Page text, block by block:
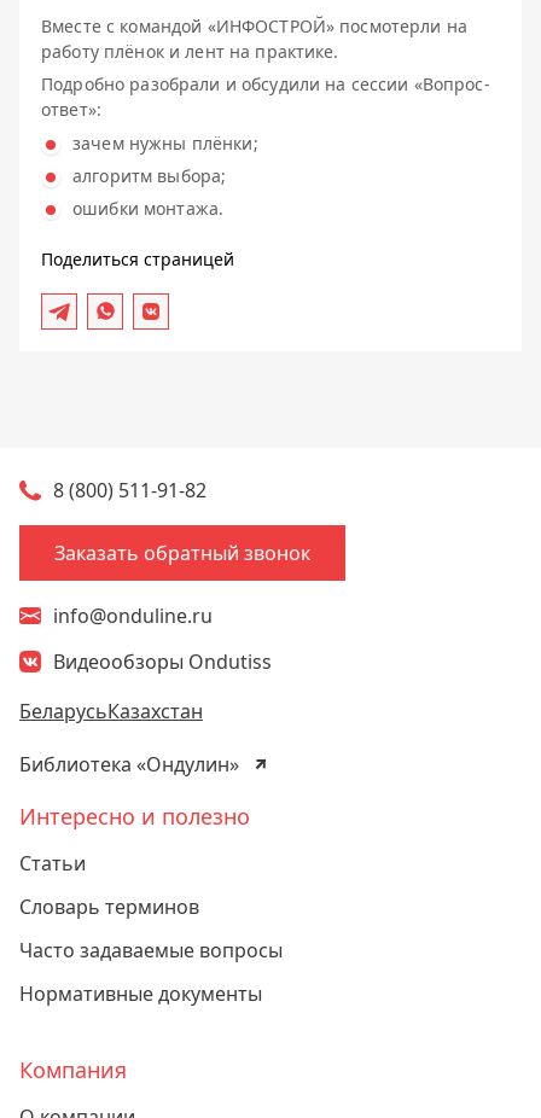
Вместе с командой «ИНФОСТРОЙ» посмотерли на
работу плёнок и лент на практике.
Подробно разобрали и обсудили на сессии «Вопрос-
ответ»:
зачем нужны плёнки;
алгоритм выбора;
ошибки монтажа.
Поделиться страницей
8 (800) 511-91-82
Заказать обратный звонок
info@onduline.ru
Видеообзоры Ondutiss
БеларусьКазахстан
Библиотека «Ондулин»
Интересно и полезно
Статьи
Словарь терминов
Часто задаваемые вопросы
Нормативные документы
Компания